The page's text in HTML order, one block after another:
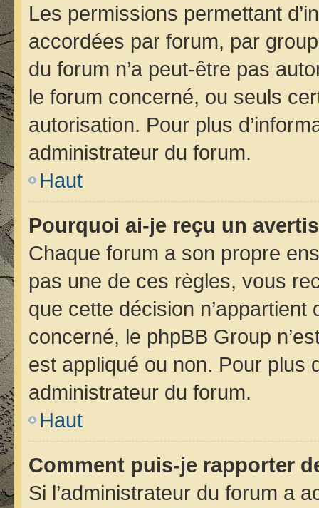
Les permissions permettant
accordées par forum, par
du forum n’a peut-être pas
le forum concerné, ou seuls
autorisation. Pour plus
administrateur du forum.
Haut
Pourquoi ai-je reçu un
Chaque forum a son propre
pas une de ces règles, vous
que cette décision n’appartient
concerné, le phpBB Group
est appliqué ou non. Pour plus
administrateur du forum.
Haut
Comment puis-je rapporter
Si l’administrateur du forum a